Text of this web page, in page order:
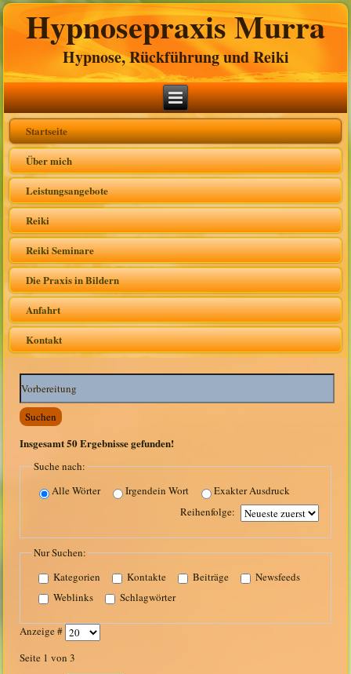
Hypnosepraxis Murra
Hypnose, Rückführung und Reiki
Startseite
Über mich
Leistungsangebote
Reiki
Reiki Seminare
Die Praxis in Bildern
Anfahrt
Kontakt
Suchen
Insgesamt50Ergebnisse gefunden!
Suche nach:
Alle Wörter
Irgendein Wort
Exakter Ausdruck
Reihenfolge:
Nur Suchen:
Kategorien
Kontakte Beiträge
Newsfeeds
Weblinks
Schlagwörter
Anzeige #
Seite 1 von 3